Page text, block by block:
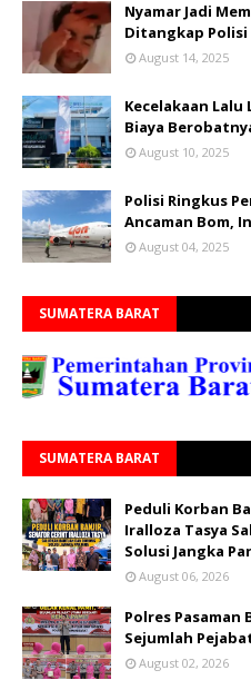
Nyamar Jadi
Ditangkap Polisi
August 14, 2025
Kecelakaan
Biaya
August 10, 2025
Polisi Ringkus
Ancaman Bom,
August 04, 2025
SUMATERA BARAT
SUMATERA BARAT
Peduli Korban
Iralloza Tasya
Solusi Jangka
August 06, 2026
Polres Pasaman
Sejumlah
August 02, 2026